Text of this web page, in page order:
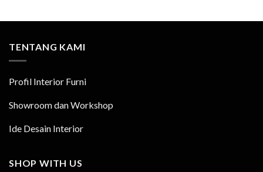
TENTANG KAMI
Profil Interior Furni
Showroom dan Workshop
Ide Desain Interior
SHOP WITH US